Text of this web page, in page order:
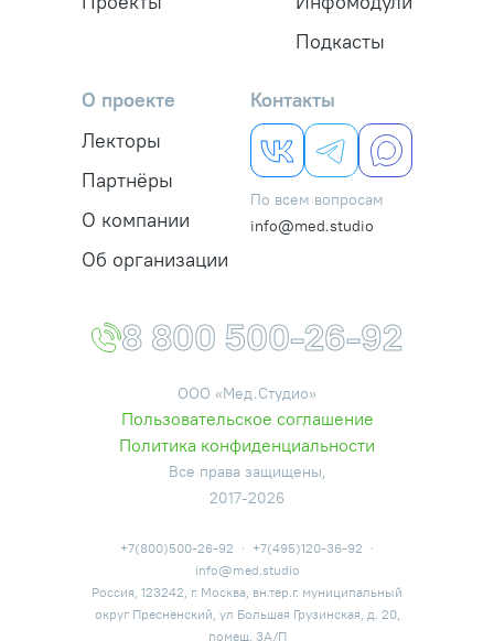
Подкасты
О проекте
Лекторы
Партнёры
О компании
Об организации
Контакты
По всем вопросам
info@med.studio
8 800 500-26-92
ООО «Мед.Студио»
Пользовательское соглашение
Политика конфиденциальности
Все права защищены,
2017-2026
+7(800)500-26-92 · +7(495)120-36-92 ·
info@med.studio
Россия, 123242, г. Москва, вн.тер.г. муниципальный
округ Пресненский, ул Большая Грузинская, д. 20,
помещ. 3А/П